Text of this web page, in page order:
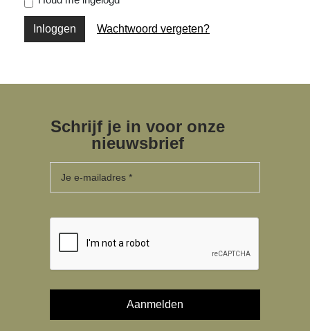
Inloggen Wachtwoord vergeten?
Schrijf je in voor onze
nieuwsbrief